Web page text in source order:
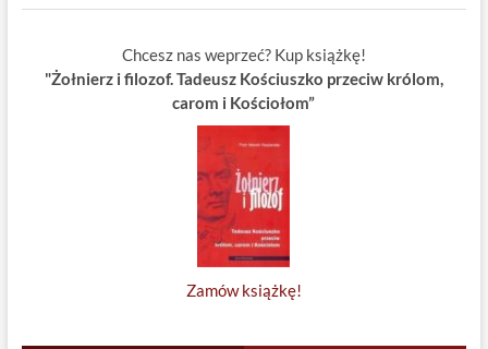
Chcesz nas weprzeć? Kup książkę!
"Żołnierz i filozof. Tadeusz Kościuszko przeciw królom,
carom i Kościołom”
Zamów książkę!